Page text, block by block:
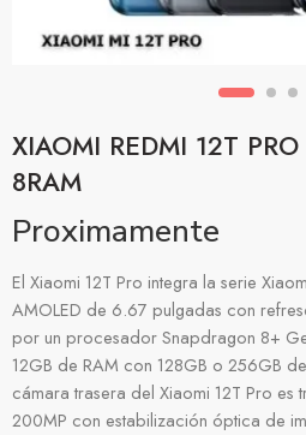
XIAOMI REDMI 12T
8RAM
Proximamente
El Xiaomi 12T Pro integra la serie
AMOLED de 6.67 pulgadas con
por un procesador Snapdragon 8+
12GB de RAM con 128GB o 256GB
cámara trasera del Xiaomi 12T Pro
200MP con estabilización óptica de